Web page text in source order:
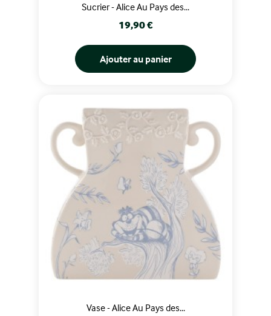
Sucrier - Alice Au Pays des...
Prix
19,90 €
Ajouter au panier
Vase - Alice Au Pays des...